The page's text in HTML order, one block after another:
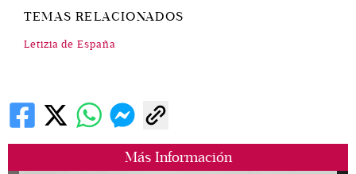
Más Información
TEMAS RELACIONADOS
Letizia de España